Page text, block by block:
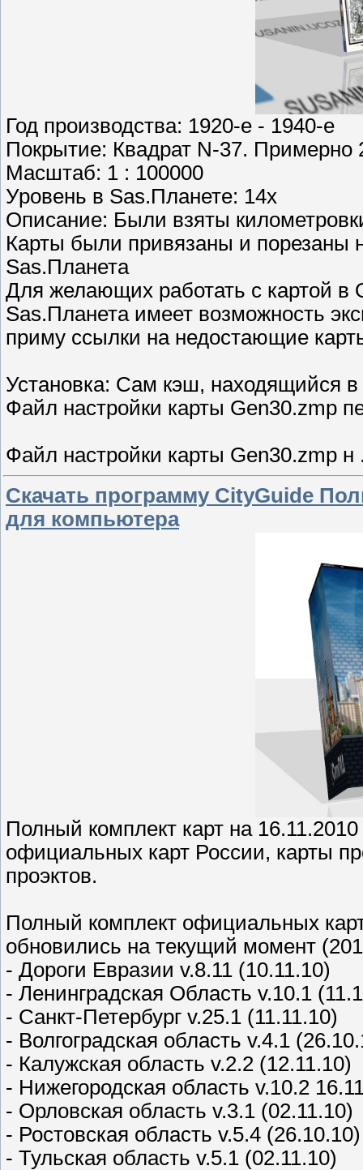
Год производства: 1920-e - 1940-e
Покрытие: Квадрат N-37. Примерно
Масштаб: 1 : 100000
Уровень в Sas.Планете: 14х
Описание: Были взяты
Карты были привязаны и порезаны
Sas.Планета
Для желающих работать с картой в
Sas.Планета имеет возможность
приму ссылки на недостающие
Установка: Сам кэш, находящийся в
Файл настройки карты Gen30.zmp
Файл настройки карты Gen30.zmp н
Скачать программу CityGuide
для компьютера
Полный комплект карт на
официальных карт России, карты
проэктов.
Полный комплект официальных
обновились на текущий момент
- Дороги Евразии v.8.11 (10.11.10)
- Ленинградская Область v.10.1
- Санкт-Петербург v.25.1 (11.11.10)
- Волгоградская область v.4.1
- Калужская область v.2.2 (12.11.10)
- Нижегородская область v.10.2
- Орловская область v.3.1 (02.11.10)
- Ростовская область v.5.4 (26.10.10)
- Тульская область v.5.1 (02.11.10)